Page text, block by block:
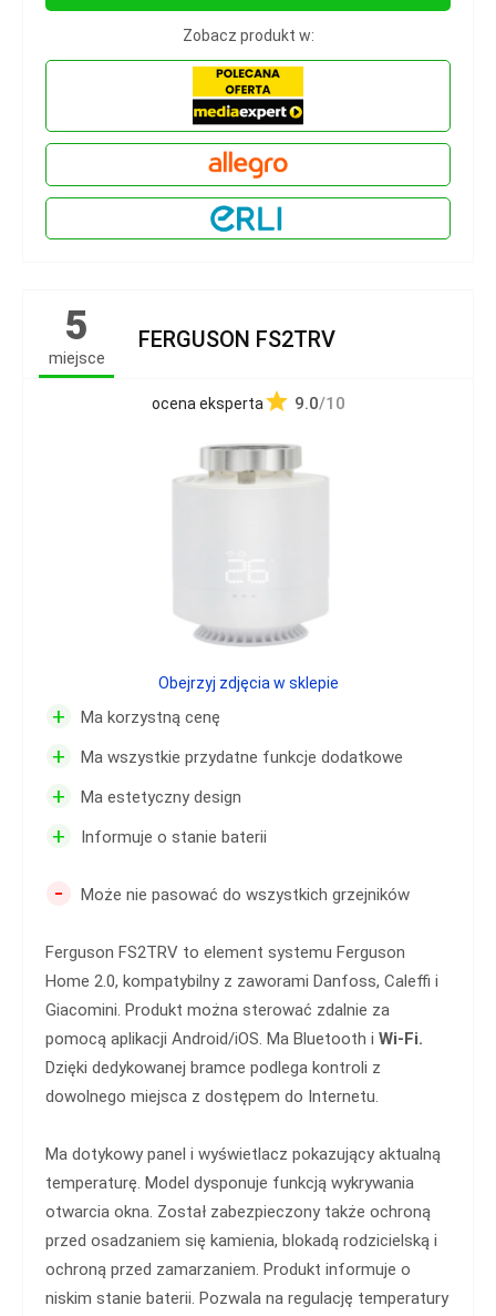
Zobacz produkt w:
5
miejsce
FERGUSON FS2TRV
ocena eksperta 9.0/10
+ Ma korzystną cenę
+ Ma wszystkie przydatne funkcje dodatkowe
+ Ma estetyczny design
+ Informuje o stanie baterii
- Może nie pasować do wszystkich grzejników
Ferguson FS2TRV to element systemu Ferguson
Home 2.0, kompatybilny z zaworami Danfoss, Caleffi i
Giacomini. Produkt można sterować zdalnie za
pomocą aplikacji Android/iOS. Ma Bluetooth i Wi-Fi.
Dzięki dedykowanej bramce podlega kontroli z
dowolnego miejsca z dostępem do Internetu.
Ma dotykowy panel i wyświetlacz pokazujący aktualną
temperaturę. Model dysponuje funkcją wykrywania
otwarcia okna. Został zabezpieczony także ochroną
przed osadzaniem się kamienia, blokadą rodzicielską i
ochroną przed zamarzaniem. Produkt informuje o
niskim stanie baterii. Pozwala na regulację temperatury
Obejrzyj zdjęcia w sklepie